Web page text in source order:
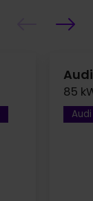
85